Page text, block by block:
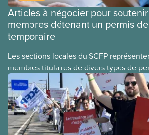
Articles à négocier pour
membres détenant un permis
temporaire
Les sections locales du SCFP
membres titulaires de divers types de
travail temporaires, incluant les permis
travailleuses et travailleurs étrangers
les permis d’études et les permis de
travail postdiplôme.